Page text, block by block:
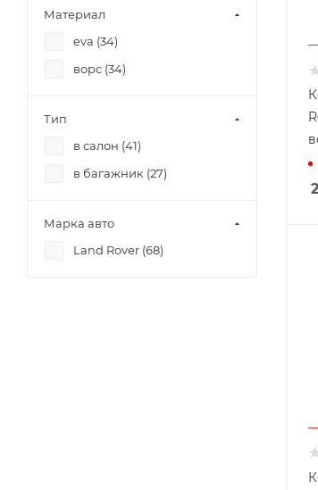
Материал
eva (34)
ворс (34)
Тип
в салон (41)
в багажник (27)
Марка авто
Land Rover (68)